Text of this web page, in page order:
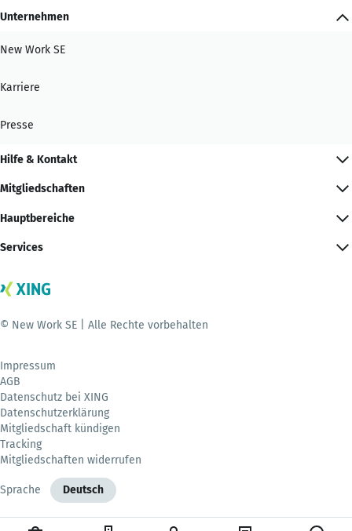
Unternehmen
New Work SE
Karriere
Presse
Hilfe & Kontakt
Mitgliedschaften
Hauptbereiche
Services
© New Work SE | Alle Rechte vorbehalten
Impressum
AGB
Datenschutz bei XING
Datenschutzerklärung
Mitgliedschaft kündigen
Tracking
Mitgliedschaften widerrufen
Sprache Deutsch